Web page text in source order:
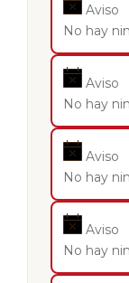
Aviso
No hay
Aviso
No hay
Aviso
No hay
Aviso
No hay